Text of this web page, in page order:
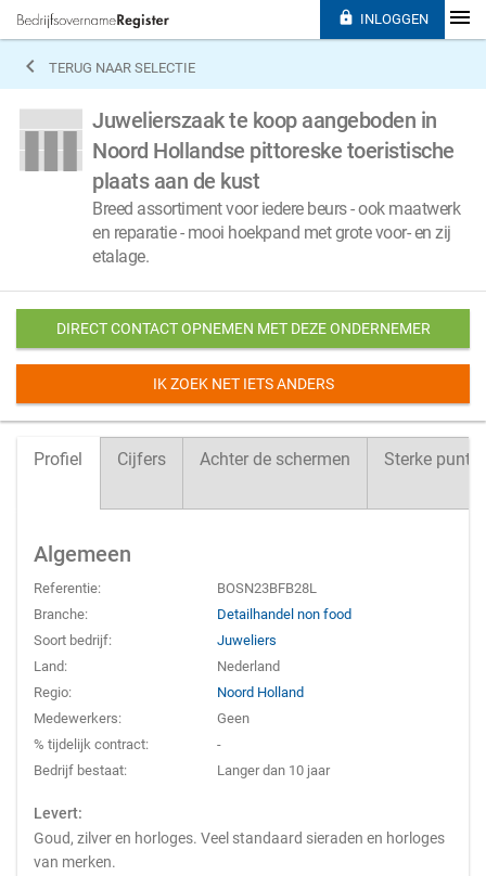
 TERUG NAAR SELECTIE
Juwelierszaak te koop aangeboden in
Noord Hollandse pittoreske toeristische
plaats aan de kust
Breed assortiment voor iedere beurs - ook maatwerk
en reparatie - mooi hoekpand met grote voor- en zij
etalage.
DIRECT CONTACT OPNEMEN MET DEZE ONDERNEMER
IK ZOEK NET IETS ANDERS
Profiel Cijfers Achter de schermen Sterke
Algemeen
Referentie:
BOSN23BFB28L
Branche:
Detailhandel non food
Soort bedrijf:
Juweliers
Land:
Nederland
Regio:
Noord Holland
Medewerkers:
Geen
% tijdelijk contract:
-
Bedrijf bestaat:
Langer dan 10 jaar
Levert:
Goud, zilver en horloges. Veel standaard sieraden en horloges
van merken.
 INLOGGEN